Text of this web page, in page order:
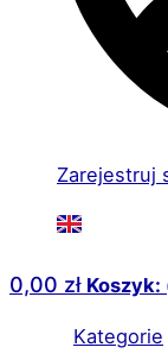
Zarejestruj
0,00 zł
Kategorie